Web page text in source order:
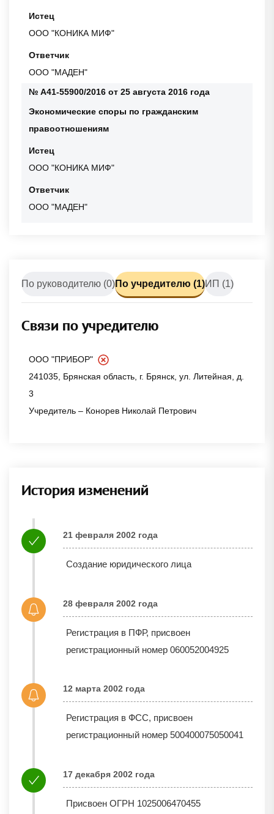
Истец
ООО "КОНИКА МИФ"
Ответчик
ООО "МАДЕН"
№ А41-55900/2016 от 25 августа 2016 года
Экономические споры по гражданским
правоотношениям
Истец
ООО "КОНИКА МИФ"
Ответчик
ООО "МАДЕН"
По руководителю (0)По учредителю (1)ИП (1)
Связи по учредителю
ООО "ПРИБОР"
241035, Брянская область, г. Брянск, ул. Литейная, д.
3
Учредитель – Конорев Николай Петрович
История изменений
21 февраля 2002 года
Создание юридического лица
28 февраля 2002 года
Регистрация в ПФР, присвоен
регистрационный номер 060052004925
12 марта 2002 года
Регистрация в ФСС, присвоен
регистрационный номер 500400075050041
17 декабря 2002 года
Присвоен ОГРН 1025006470455